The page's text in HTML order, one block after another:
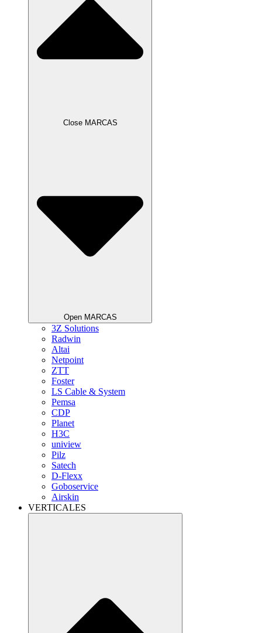
Close MARCAS
Open MARCAS
3Z Solutions
Radwin
Altai
Netpoint
ZTT
Foster
LS Cable & System
Pemsa
CDP
Planet
H3C
uniview
Pilz
Satech
D-Flexx
Goboservice
Airskin
VERTICALES